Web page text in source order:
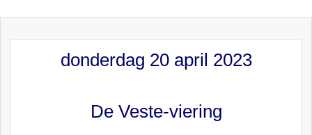
donderdag 20 april 2023
De Veste-viering